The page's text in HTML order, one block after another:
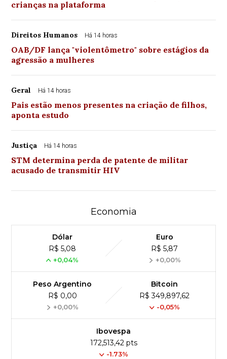
crianças na plataforma
Direitos Humanos Há 14 horas
OAB/DF lança "violentômetro" sobre estágios da
agressão a mulheres
Geral Há 14 horas
Pais estão menos presentes na criação de filhos,
aponta estudo
Justiça Há 14 horas
STM determina perda de patente de militar
acusado de transmitir HIV
Economia
Dólar
R$ 5,08
+0,04%
Euro
R$ 5,87
+0,00%
Peso Argentino
R$ 0,00
+0,00%
Bitcoin
R$ 349,897,62
-0,05%
Ibovespa
172,513,42 pts
-1.73%